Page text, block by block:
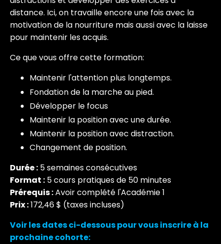
distance. Ici, on travaille encore une fois avec la
motivation de la nourriture mais aussi avec la laisse
pour maintenir les acquis.
Ce que vous offre cette formation:
Maintenir l'attention plus longtemps.
Fondation de la marche au pied.
Développer le focus
Maintenir la position avec une durée.
Maintenir la position avec distraction.
Changement de position.
Durée : 5 semaines consécutives
Format : 5 cours pratiques de 50 minutes
Prérequis :Avoir complété l'Académie 1
Prix :172,46 $ (taxes incluses)
Voir les dates ci-dessous pour vous inscrire à la
prochaine cohorte: